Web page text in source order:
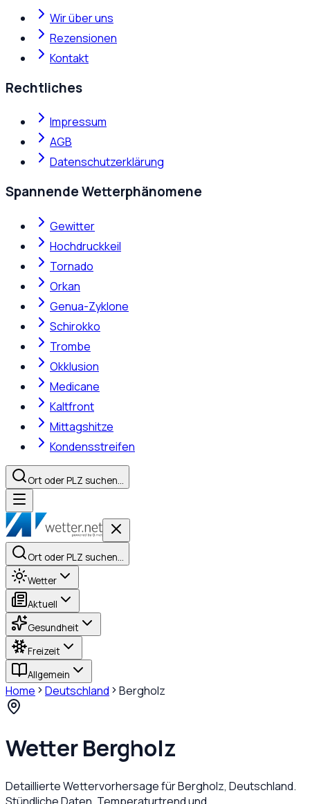
Wir über uns
Rezensionen
Kontakt
Rechtliches
Impressum
AGB
Datenschutzerklärung
Spannende Wetterphänomene
Gewitter
Hochdruckkeil
Tornado
Orkan
Genua-Zyklone
Schirokko
Trombe
Okklusion
Medicane
Kaltfront
Mittagshitze
Kondensstreifen
Ort oder PLZ suchen…
Ort oder PLZ suchen…
Wetter
Aktuell
Gesundheit
Freizeit
Allgemein
Home Deutschland Bergholz
WetterBergholz
Detaillierte Wettervorhersage fürBergholz, Deutschland.